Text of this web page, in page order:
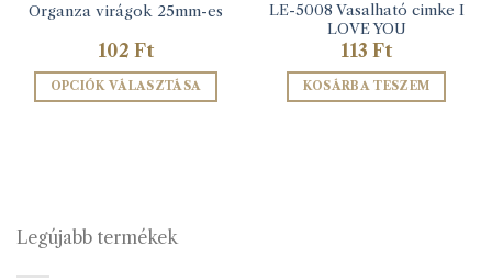
Organza virágok 25mm-es
102 Ft
OPCIÓK VÁLASZTÁSA
van.
LE-5008 Vasalható cimke I
LOVE YOU
113 Ft
KOSÁRBA TESZEM
Legújabb termékek